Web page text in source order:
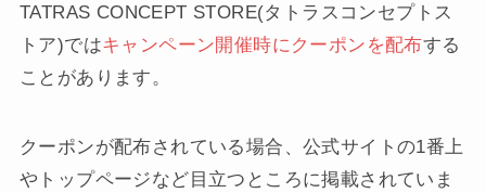
TATRAS CONCEPT STORE(タトラスコンセプトス
トア)ではキャンペーン開催時にクーポンを配布する
ことがあります。
クーポンが配布されている場合、公式サイトの1番上
やトップページなど目立つところに掲載されていま